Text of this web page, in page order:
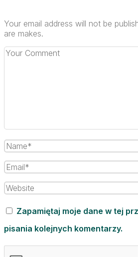
Your email address will not be
are makes.
Zapamiętaj moje dane w tej
pisania kolejnych komentarzy.